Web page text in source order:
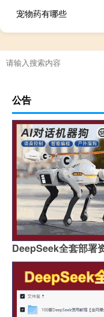
宠物药有哪些
公告
DeepSeek全套部署